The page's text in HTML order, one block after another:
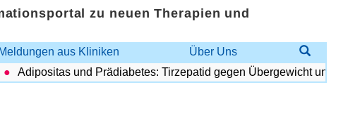
zu neuen Therapien und
Meldungen aus Kliniken
Über Uns
und Prädiabetes: Tirzepatid gegen Übergewicht und